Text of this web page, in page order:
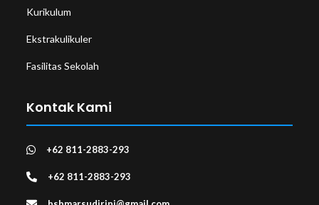
Kurikulum
Ekstrakulikuler
Fasilitas Sekolah
Kontak Kami
+62 811-2883-293
+62 811-2883-293